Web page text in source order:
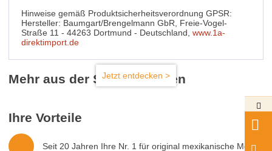
Hinweise gemäß Produktsicherheitsverordnung GPSR:
Hersteller: Baumgart/Brengelmann GbR, Freie-Vogel-
Straße 11 - 44263 Dortmund - Deutschland, www.1a-
direktimport.de
Mehr aus der Serie Leuchten
Jetzt entdecken >
Ihre Vorteile
Seit 20 Jahren Ihre Nr. 1 für original mexikanische Möbel